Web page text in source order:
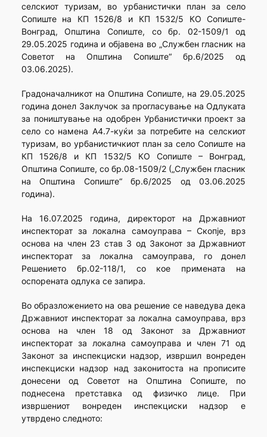
селскиот туризам, во урбанистички план за село
Сопиште на КП 1526/8 и КП 1532/5 КО Сопиште-
Вонград, Општина Сопиште, со бр. 02-1509/1 од
29.05.2025 година и објавена во „Службен гласник на
Советот на Општина Сопиште“ бр.6/2025 од
03.06.2025).
Градоначалникот на Општина Сопиште, на 29.05.2025
година донел Заклучок за прогласување на Одлуката
за поништување на одобрен Урбанистички проект за
село со намена А4.7-куќи за потребите на селскиот
туризам, во урбанистичкиот план за село Сопиште на
КП 1526/8 и КП 1532/5 КО Сопиште – Вонград,
Општина Сопиште, со бр.08-1509/2 („Службен гласник
на Општина Сопиште“ бр.6/2025 од 03.06.2025
година).
На 16.07.2025 година, директорот на Државниот
инспекторат за локална самоуправа – Скопје, врз
основа на член 23 став 3 од Законот за Државниот
инспекторат за локална самоуправа, го донел
Решението бр.02-118/1, со кое примената на
оспорената одлука се запира.
Во образложението на ова решение се наведува дека
Државниот инспекторат за локална самоуправа, врз
основа на член 18 од Законот за Државниот
инспекторат за локална самоуправа и член 71 од
Законот за инспекциски надзор, извршил вонреден
инспекциски надзор над законитоста на прописите
донесени од Советот на Општина Сопиште, по
поднесена претставка од физичко лице. При
извршениот вонреден инспекциски надзор е
утврдено следното: